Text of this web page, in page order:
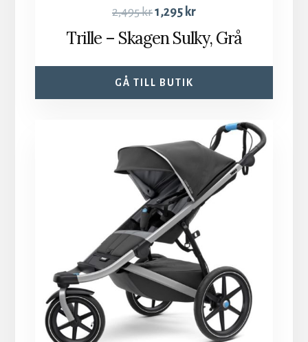
2,495kr1,295 kr
Trille – Skagen Sulky, Grå
GÅ TILL BUTIK